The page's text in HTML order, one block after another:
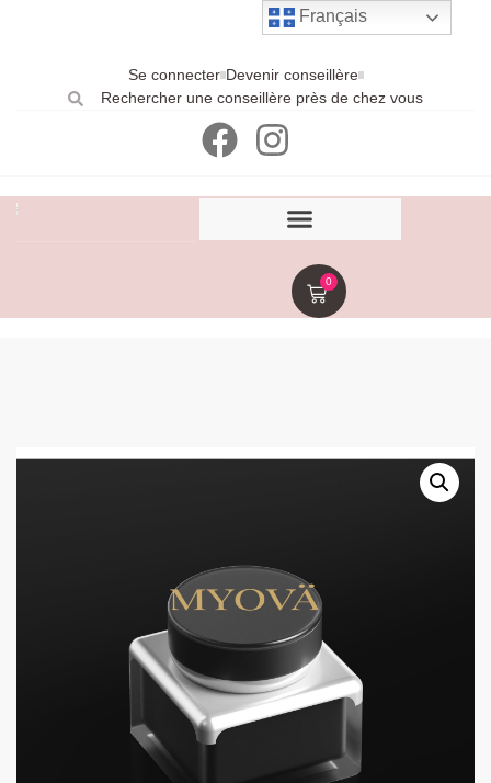
Se connecter Devenir conseillère
Rechercher une conseillère près de chez vous
0
Français